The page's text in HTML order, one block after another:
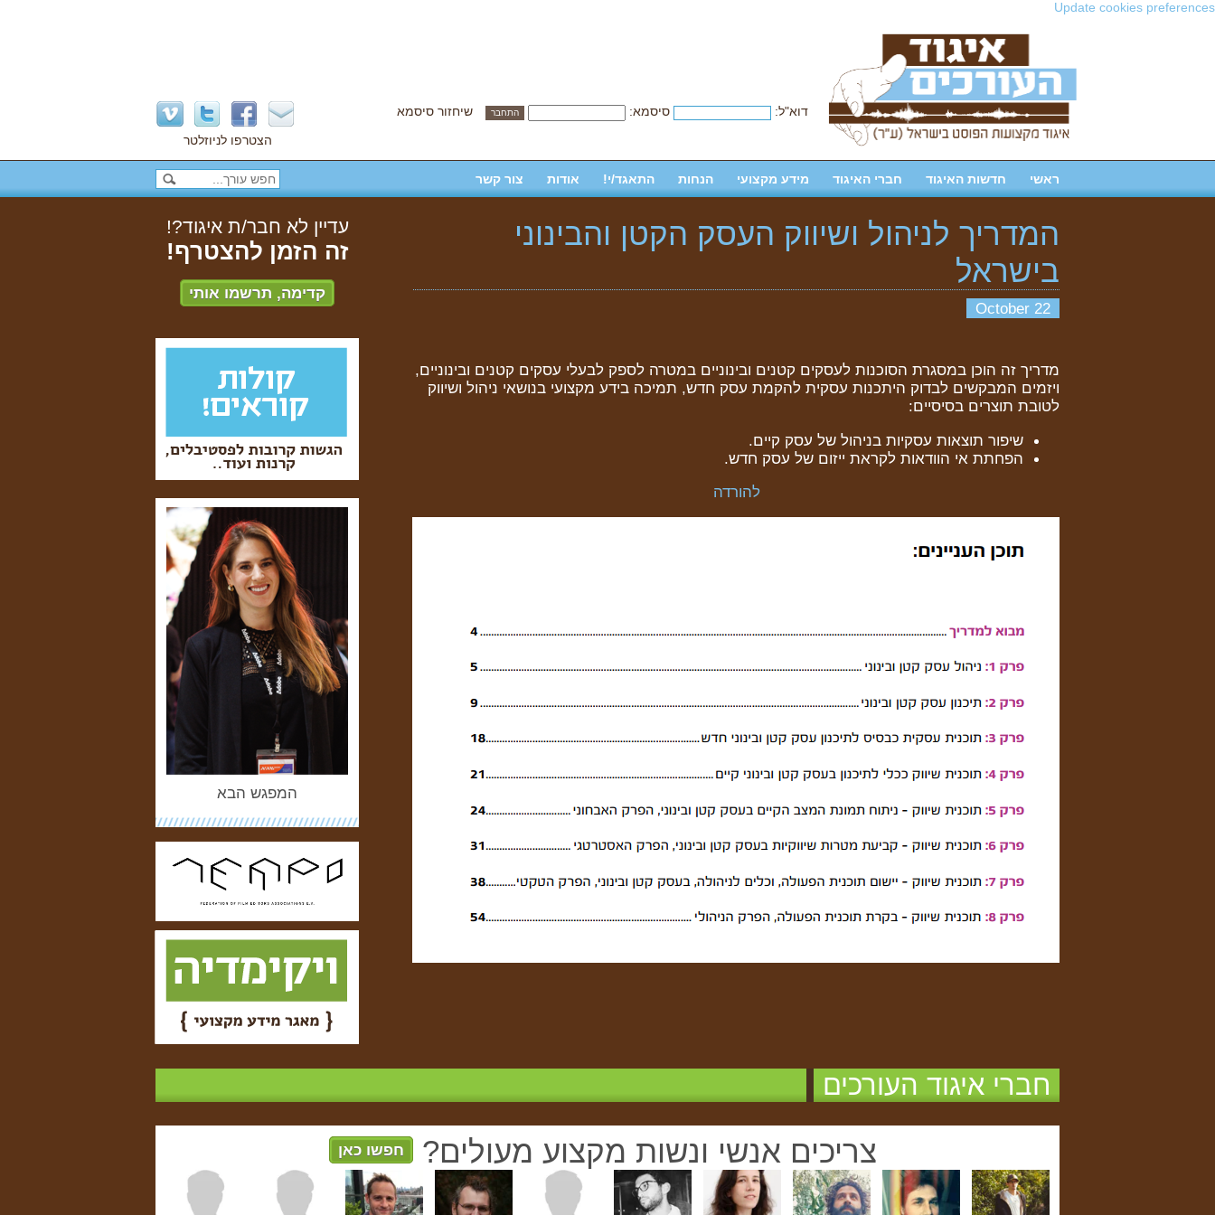
Update cookies preferences
דוא"ל: סיסמא:
שיחזור סיסמא
הצטרפו לניוזלטר
ראשי חדשות האיגוד חברי האיגוד מידע מקצועי הנחות התאגד/י! אודות צור קשר
המדריך לניהול ושיווק העסק הקטן והבינוני
בישראל
22 October
מדריך זה הוכן במסגרת הסוכנות לעסקים קטנים ובינוניים במטרה לספק לבעלי עסקים קטנים ובינוניים,
ויזמים המבקשים לבדוק היתכנות עסקית להקמת עסק חדש, תמיכה בידע מקצועי בנושאי ניהול ושיווק
לטובת תוצרים בסיסיים:
שיפור תוצאות עסקיות בניהול של עסק קיים.
הפחתת אי הוודאות לקראת ייזום של עסק חדש.
להורדה
עדיין לא חבר/ת איגוד?!
זה הזמן להצטרף!
קדימה, תרשמו אותי
המפגש הבא
חברי איגוד העורכים
צריכים אנשי ונשות מקצוע מעולים? חפשו כאן